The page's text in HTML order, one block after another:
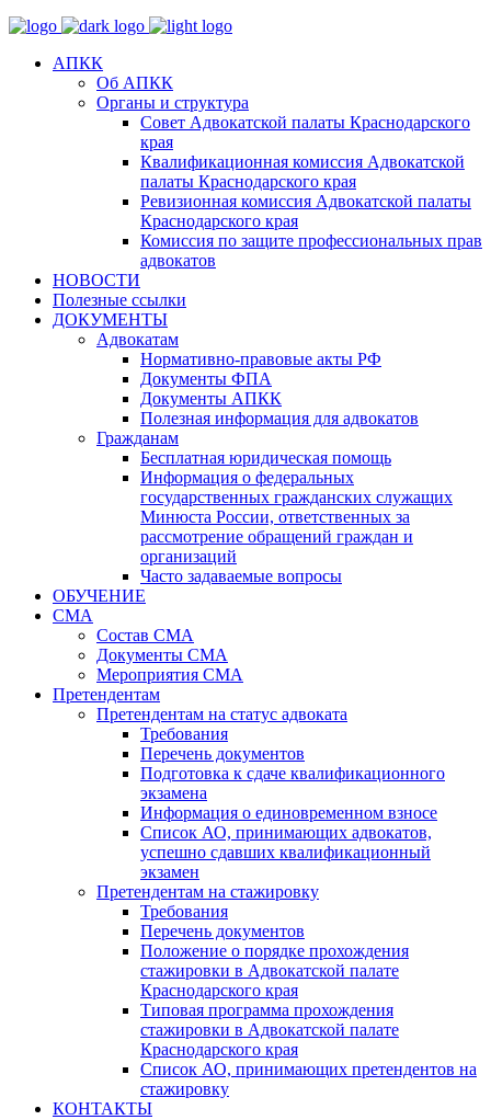
АПКК
Об АПКК
Органы и структура
Совет Адвокатской палаты Краснодарского
края
Квалификационная комиссия Адвокатской
палаты Краснодарского края
Ревизионная комиссия Адвокатской палаты
Краснодарского края
Комиссия по защите профессиональных прав
адвокатов
НОВОСТИ
Полезные ссылки
ДОКУМЕНТЫ
Адвокатам
Нормативно-правовые акты РФ
Документы ФПА
Документы АПКК
Полезная информация для адвокатов
Гражданам
Бесплатная юридическая помощь
Информация о федеральных
государственных гражданских служащих
Минюста России, ответственных за
рассмотрение обращений граждан и
организаций
Часто задаваемые вопросы
ОБУЧЕНИЕ
СМА
Состав СМА
Документы СМА
Мероприятия СМА
Претендентам
Претендентам на статус адвоката
Требования
Перечень документов
Подготовка к сдаче квалификационного
экзамена
Информация о единовременном взносе
Список АО, принимающих адвокатов,
успешно сдавших квалификационный
экзамен
Претендентам на стажировку
Требования
Перечень документов
Положение о порядке прохождения
стажировки в Адвокатской палате
Краснодарского края
Типовая программа прохождения
стажировки в Адвокатской палате
Краснодарского края
Список АО, принимающих претендентов на
стажировку
КОНТАКТЫ